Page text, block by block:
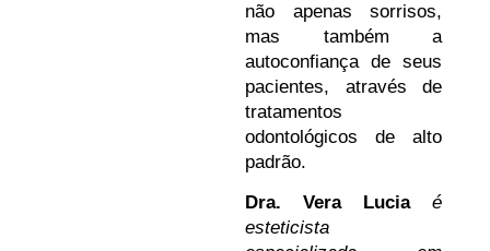
não apenas sorrisos,
mas também a
autoconfiança de seus
pacientes, através de
tratamentos
odontológicos de alto
padrão.
Dra. Vera Lucia
é
esteticista